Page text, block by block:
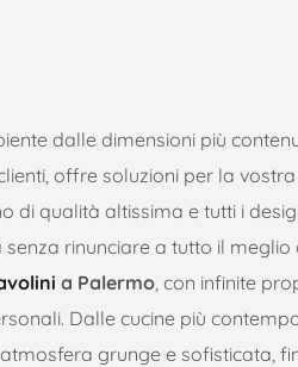
dalle dimensioni più
offre soluzioni per la
di qualità altissima e tutti i
rinunciare a tutto il meglio
a Palermo , con infinite
Dalle cucine più
grunge e sofisticata,